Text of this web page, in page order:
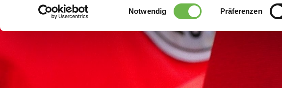
Ihr Gerät durch aktives Scannen
Präferenzen imAbschnitt Einzelheiten
Wir verwenden Cookies, um Inhalte und
anbieten zu können und die Zugriffe auf
unserer Arbeit unterstützen!
Einwilligungsauswahl
Notwendig Präferenzen